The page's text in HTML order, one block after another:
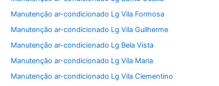
Manutenção ar-condicionado Lg Vila Formosa
Manutenção ar-condicionado Lg Vila Guilherme
Manutenção ar-condicionado Lg Bela Vista
Manutenção ar-condicionado Lg Vila Maria
Manutenção ar-condicionado Lg Vila Clementino